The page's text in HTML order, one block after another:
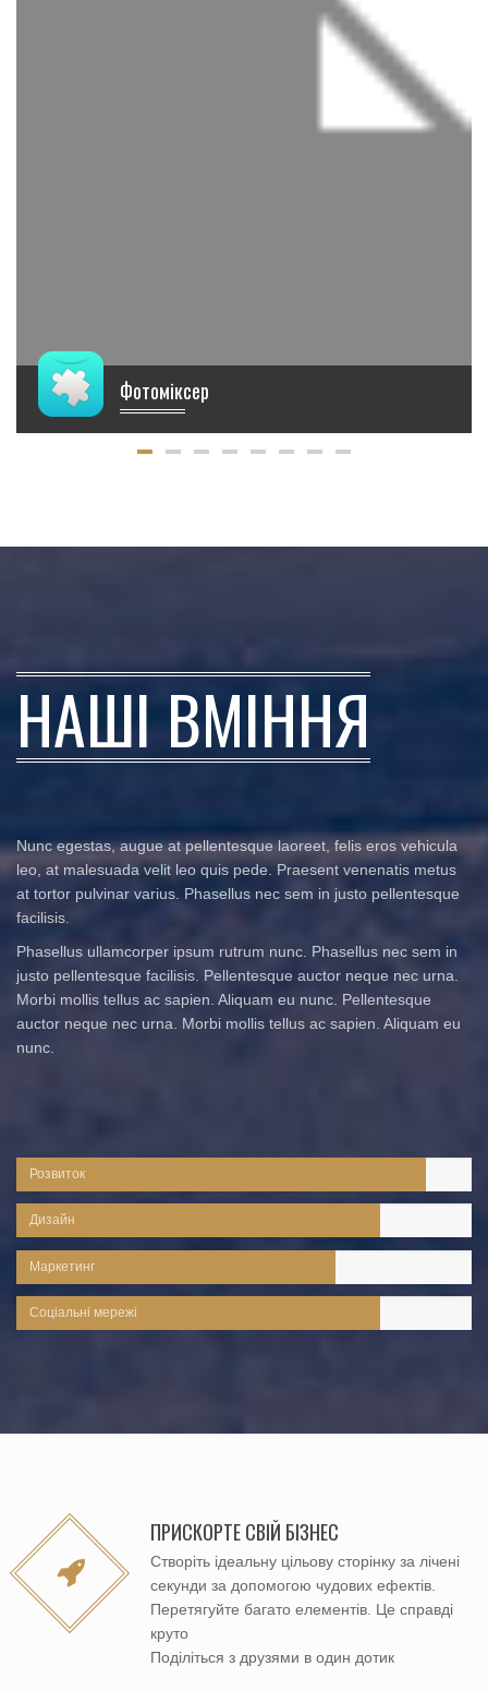
Фотоміксер
НАШІ ВМІННЯ
Nunc egestas, augue at pellentesque laoreet, felis eros vehicula
leo, at malesuada velit leo quis pede. Praesent venenatis metus
at tortor pulvinar varius. Phasellus nec sem in justo pellentesque
facilisis.
Phasellus ullamcorper ipsum rutrum nunc. Phasellus nec sem in
justo pellentesque facilisis. Pellentesque auctor neque nec urna.
Morbi mollis tellus ac sapien. Aliquam eu nunc. Pellentesque
auctor neque nec urna. Morbi mollis tellus ac sapien. Aliquam eu
nunc.
Розвиток
Дизайн
Маркетинг
Соціальні мережі
ПРИСКОРТЕ СВІЙ БІЗНЕС
Створіть ідеальну цільову сторінку за лічені
секунди за допомогою чудових ефектів.
Перетягуйте багато елементів. Це справді
круто
Поділіться з друзями в один дотик